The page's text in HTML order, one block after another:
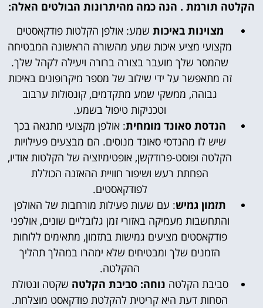
הקלטה תורמת . הנה כמה מהיתרונות הבולטים האלה:
מצוינות באיכות שמע: אולפן הקלטות פודקאסטים
מקצועי מציע איכות שמע מהשורה הראשונה המבטיחה
שהמסר שלך מועבר בצורה ברורה ויעילה לקהל שלך.
זה מתאפשר על ידי שילוב של מספר מיקרופונים באיכות
גבוהה, ממשקי שמע מתקדמים, קונסולות ערבוב
וטכניקות טיפול בשמע.
הנדסת סאונד מומחית: אולפן מקצועי מתגאה בכך
שיש לו מהנדסי סאונד מנוסים. הם מבצעים פעילויות
הקלטה ופוסט-פרודקשן, אופטימיזציה של הקלטות אודיו,
הפחתת רעש ושיפור חוויית ההאזנה הכוללת
לפודקאסטים.
תזמון גמיש: עם שעות פעילות מורחבות של האולפן
והתחשבות מעמיקה באזורי זמן גלובליים שונים, אולפני
פודקאסטים מציעים גמישות בתזמון, מתאימים ללוחות
הזמנים שלך ומבטיחים שלא ימהרו במהלך תהליך
ההקלטה.
סביבת הקלטה נוחה: סביבת הקלטה שקטה ונטולת
הסחות דעת היא קריטית להקלטת פודקאסט מוצלחת.